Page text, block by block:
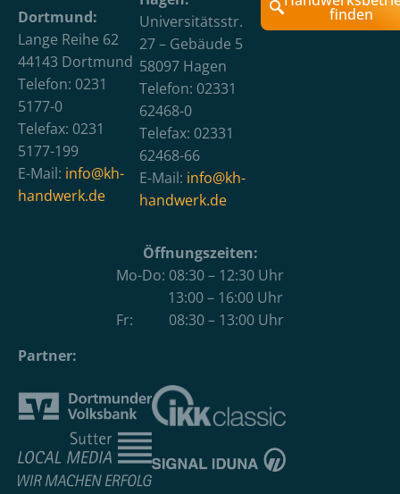
Dortmund:
Lange Reihe 62
44143 Dortmund
Telefon: 0231
5177-0
Telefax: 0231
5177-199
E-Mail: info@kh-
handwerk.de
Universitätsstr.
27 – Gebäude 5
58097 Hagen
Telefon: 02331
62468-0
Telefax: 02331
62468-66
E-Mail: info@kh-
handwerk.de
finden
Öffnungszeiten:
Mo-Do: 08:30 – 12:30 Uhr
13:00 – 16:00 Uhr
Fr: 08:30 – 13:00 Uhr
Partner: